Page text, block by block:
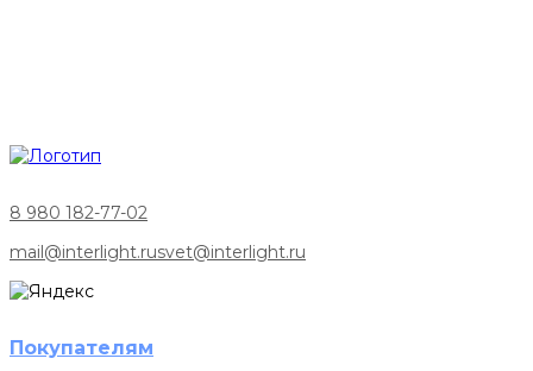
8 980 182-77-02
mail@interlight.rusvet@interlight.ru
Покупателям